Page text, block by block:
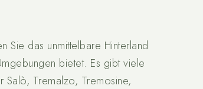
Sie das unmittelbare Hinterland
bietet. Es gibt viele
Salò, Tremalzo, Tremosine,